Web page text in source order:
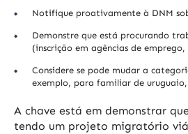
Notifique proativamente à DNM
Demonstre que está procurando
(inscrição em agências de
Considere se pode mudar a
exemplo, para familiar de
A chave está em demonstrar
tendo um projeto migratório